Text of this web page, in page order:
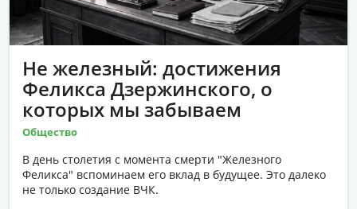
Не железный: достижения
Феликса Дзержинского, о
которых мы забываем
Общество
В день столетия с момента смерти "Железного
Феликса" вспоминаем его вклад в будущее. Это далеко
не только создание ВЧК.